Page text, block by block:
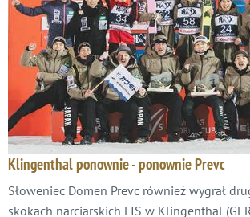
Klingenthal ponownie - ponownie Prevc
Słoweniec Domen Prevc również wygrał
skokach narciarskich FIS w Klingenthal